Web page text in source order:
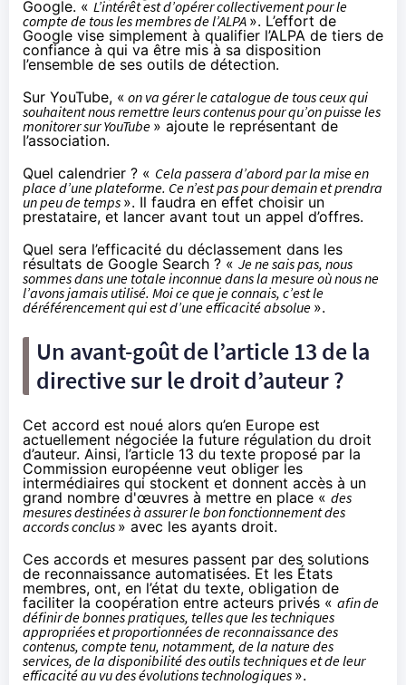
Google. « L’intérêt est d’opérer collectivement pour le
compte de tous les membres de l’ALPA ». L’effort de
Google vise simplement à qualifier l’ALPA de tiers de
confiance à qui va être mis à sa disposition
l’ensemble de ses outils de détection.
Sur YouTube, « on va gérer le catalogue de tous ceux qui
souhaitent nous remettre leurs contenus pour qu’on puisse les
monitorer sur YouTube » ajoute le représentant de
l’association.
Quel calendrier ? « Cela passera d’abord par la mise en
place d’une plateforme. Ce n’est pas pour demain et prendra
un peu de temps ». Il faudra en effet choisir un
prestataire, et lancer avant tout un appel d’offres.
Quel sera l’efficacité du déclassement dans les
résultats de Google Search ? « Je ne sais pas, nous
sommes dans une totale inconnue dans la mesure où nous ne
l’avons jamais utilisé. Moi ce que je connais, c’est le
déréférencement qui est d’une efficacité absolue ».
Un avant-goût de l’article 13 de la
directive sur le droit d’auteur ?
Cet accord est noué alors qu’en Europe est
actuellement négociée la future régulation du droit
d’auteur. Ainsi, l’article 13 du texte proposé par la
Commission européenne veut obliger les
intermédiaires qui stockent et donnent accès à un
grand nombre d'œuvres à mettre en place « des
mesures destinées à assurer le bon fonctionnement des
accords conclus » avec les ayants droit.
Ces accords et mesures passent par des solutions
de reconnaissance automatisées. Et les États
membres, ont, en l’état du texte, obligation de
faciliter la coopération entre acteurs privés « afin de
définir de bonnes pratiques, telles que les techniques
appropriées et proportionnées de reconnaissance des
contenus, compte tenu, notamment, de la nature des
services, de la disponibilité des outils techniques et de leur
efficacité au vu des évolutions technologiques ».